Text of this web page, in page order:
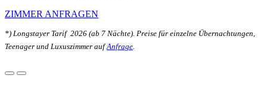
ZIMMER ANFRAGEN
*) Longstayer Tarif 2026 (ab 7 Nächte). Preise für einzelne Übernachtungen,
Teenager und Luxuszimmer aufAnfrage.